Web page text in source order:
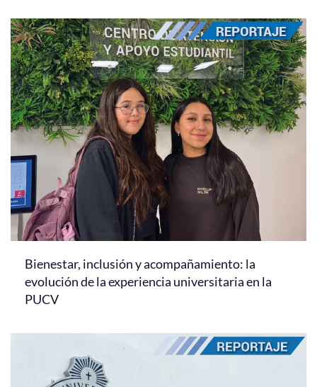
Bienestar, inclusión y acompañamiento: la
evolución de la experiencia universitaria en la
PUCV